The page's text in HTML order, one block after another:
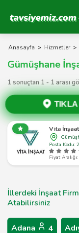
Tavsiyemiz
Anasayfa > Hizmetler >
Gümüşhane
1 sonuçtan 1 - 1 arası
Vita
Posta Kodu:
Fiyat
İllerdeki İnşaat
Atabilirsiniz
Adana 4